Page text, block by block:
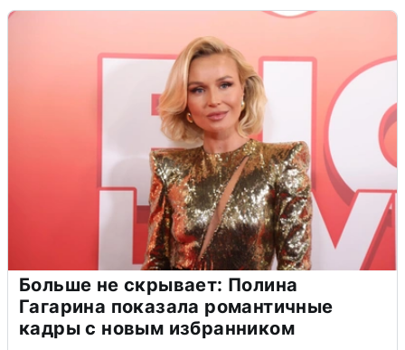
Больше не скрывает: Полина
Гагарина показала романтичные
кадры с новым избранником